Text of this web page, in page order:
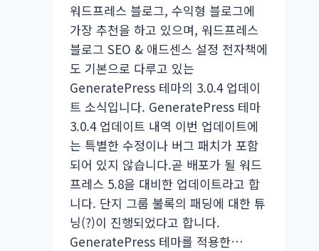
Elements
모
듈
활
용
하
기
워드프레스 블로그, 수익형 블로그에
가장 추천을 하고 있으며, 워드프레스
블로그 SEO & 애드센스 설정 전자책에
도 기본으로 다루고 있는
GeneratePress 테마의 3.0.4 업데이
트 소식입니다. GeneratePress 테마
3.0.4 업데이트 내역 이번 업데이트에
는 특별한 수정이나 버그 패치가 포함
되어 있지 않습니다.곧 배포가 될 워드
프레스 5.8을 대비한 업데이트라고 합
니다. 단지 그룹 불록의 패딩에 대한 튜
닝(?)이 진행되었다고 합니다.
GeneratePress 테마를 적용한…